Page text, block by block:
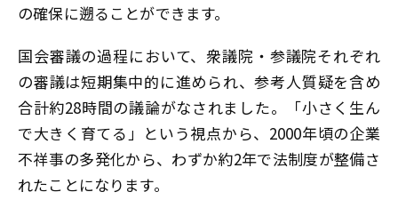
の確保に遡ることができます。
国会審議の過程において、衆議院・参議院それぞれ
の審議は短期集中的に進められ、参考人質疑を含め
合計約28時間の議論がなされました。「小さく生ん
で大きく育てる」という視点から、2000年頃の企業
不祥事の多発化から、わずか約2年で法制度が整備さ
れたことになります。